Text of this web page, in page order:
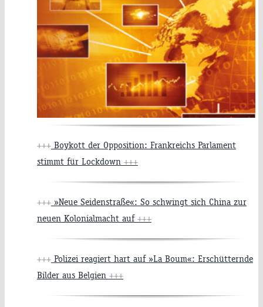
+++ Boykott der Opposition: Frankreichs Parlament
stimmt für Lockdown +++
+++ »Neue Seidenstraße«: So schwingt sich China zur
neuen Kolonialmacht auf +++
+++ Polizei reagiert hart auf »La Boum«: Erschütternde
Bilder aus Belgien +++